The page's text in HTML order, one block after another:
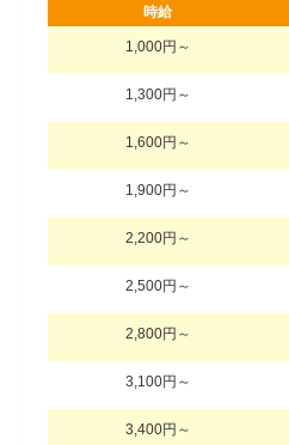
時給
1,000円～
1,300円～
1,600円～
1,900円～
2,200円～
2,500円～
2,800円～
3,100円～
3,400円～